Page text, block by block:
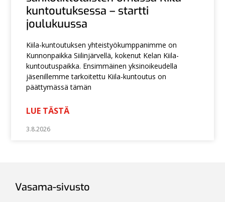
kuntoutuksessa – startti
joulukuussa
Kiila-kuntoutuksen yhteistyökumppanimme on
Kunnonpaikka Siilinjärvellä, kokenut Kelan Kiila-
kuntoutuspaikka. Ensimmäinen yksinoikeudella
jäsenillemme tarkoitettu Kiila-kuntoutus on
päättymässä tämän
LUE TÄSTÄ
3.8.2026
Vasama-sivusto